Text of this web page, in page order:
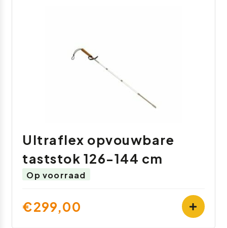
Ultraflex opvouwbare
taststok 126-144 cm
Op voorraad
€299,00